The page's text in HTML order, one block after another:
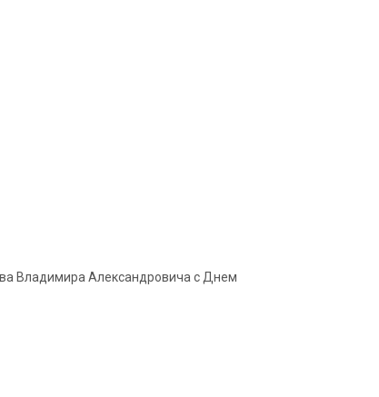
Владимира Александровича с Днем